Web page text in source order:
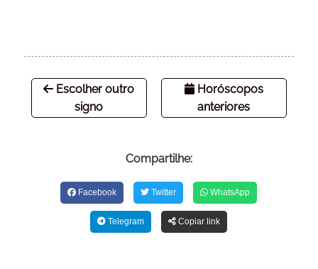
Escolher outro
signo
Horóscopos
anteriores
Compartilhe:
Facebook Twitter WhatsApp
Telegram Copiar link